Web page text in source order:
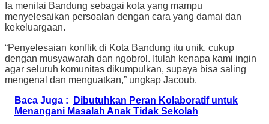
Ia menilai Bandung sebagai kota yang mampu
menyelesaikan persoalan dengan cara yang damai dan
kekeluargaan.
“Penyelesaian konflik di Kota Bandung itu unik, cukup
dengan musyawarah dan ngobrol. Itulah kenapa kami ingin
agar seluruh komunitas dikumpulkan, supaya bisa saling
mengenal dan menguatkan,” ungkap Jacoub.
Baca Juga :
Dibutuhkan Peran Kolaboratif untuk
Menangani Masalah Anak Tidak Sekolah